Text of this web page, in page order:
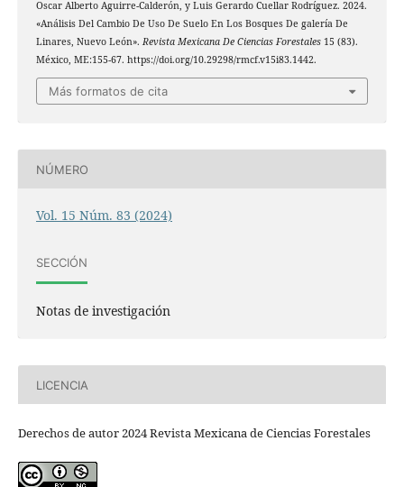
Oscar Alberto Aguirre-Calderón, y Luis Gerardo Cuellar Rodríguez. 2024.
«Análisis Del Cambio De Uso De Suelo En Los Bosques De galería De
Linares, Nuevo León». Revista Mexicana De Ciencias Forestales15 (83).
México, ME:155-67. https://doi.org/10.29298/rmcf.v15i83.1442.
Más formatos de cita
NÚMERO
Vol. 15 Núm. 83 (2024)
SECCIÓN
Notas de investigación
LICENCIA
Derechos de autor 2024 Revista Mexicana de Ciencias Forestales